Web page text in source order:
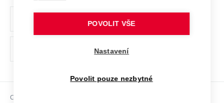
Ochrana osobních údajů
odkaz)
Sociální bezpečí
Copyright © 2026 VUT
POVOLIT VŠE
Nastavení
Povolit pouze nezbytné